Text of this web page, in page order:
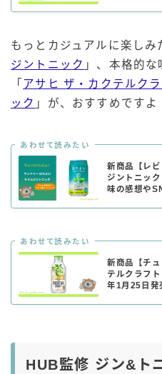
もっとカジュアルに楽しみ
ジントニック 」、本格的
「 アサヒ ザ・カクテルク
ック 」が、おすすめですよ
あわせて読みたい
新商品【レ
ジントニッ
味の感想や
あわせて読みたい
新商品【チ
テルクラフ
年1月25日発
HUB監修 ジン&ト